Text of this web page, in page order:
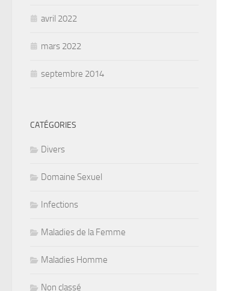
avril 2022
mars 2022
septembre 2014
CATÉGORIES
Divers
Domaine Sexuel
Infections
Maladies de la Femme
Maladies Homme
Non classé